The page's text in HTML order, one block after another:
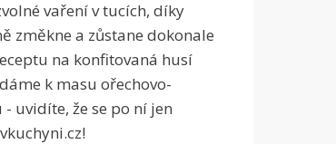
vaření v tucích, díky
změkne a zůstane dokonale
na konfitovaná husí
k masu ořechovo-
uvidíte, že se po ní jen